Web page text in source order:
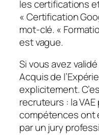
les certifications
« Certification
mot-clé. «
est vague.
Si vous avez
Acquis de
explicitement.
recruteurs : la
compétences ont
par un jury